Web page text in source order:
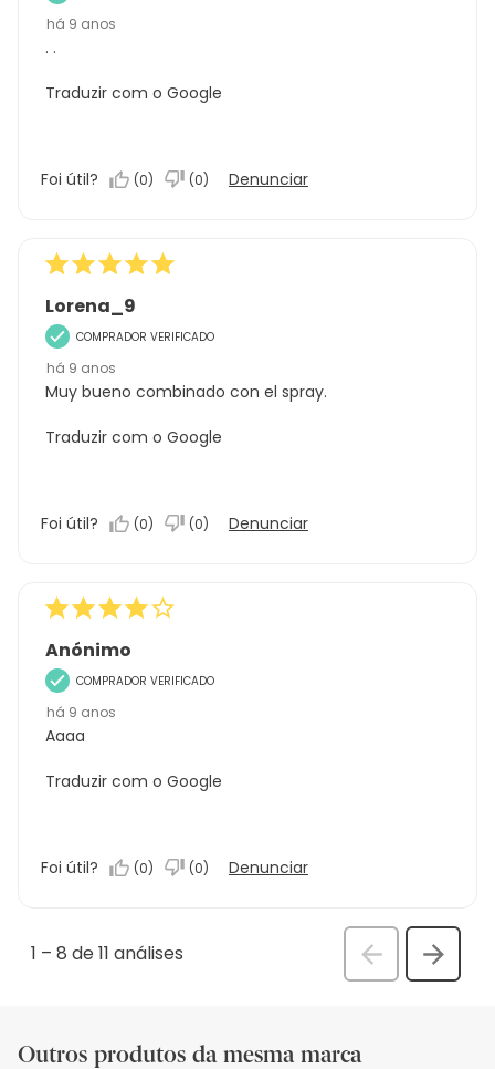
há 9 anos
. .
Traduzir com o Google
Foi útil? (0) (0) Denunciar
Lorena_9
COMPRADOR VERIFICADO
há 9 anos
Muy bueno combinado con el spray.
Traduzir com o Google
Foi útil? (0) (0) Denunciar
Anónimo
COMPRADOR VERIFICADO
há 9 anos
Aaaa
Traduzir com o Google
Foi útil? (0) (0) Denunciar
1 – 8 de 11 análises
Anterior
Outros produtos da mesma marca